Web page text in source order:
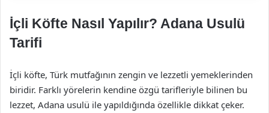
İçli Köfte Nasıl Yapılır? Adana Usulü
Tarifi
İçli köfte, Türk mutfağının zengin ve lezzetli yemeklerinden
biridir. Farklı yörelerin kendine özgü tarifleriyle bilinen bu
lezzet, Adana usulü ile yapıldığında özellikle dikkat çeker.